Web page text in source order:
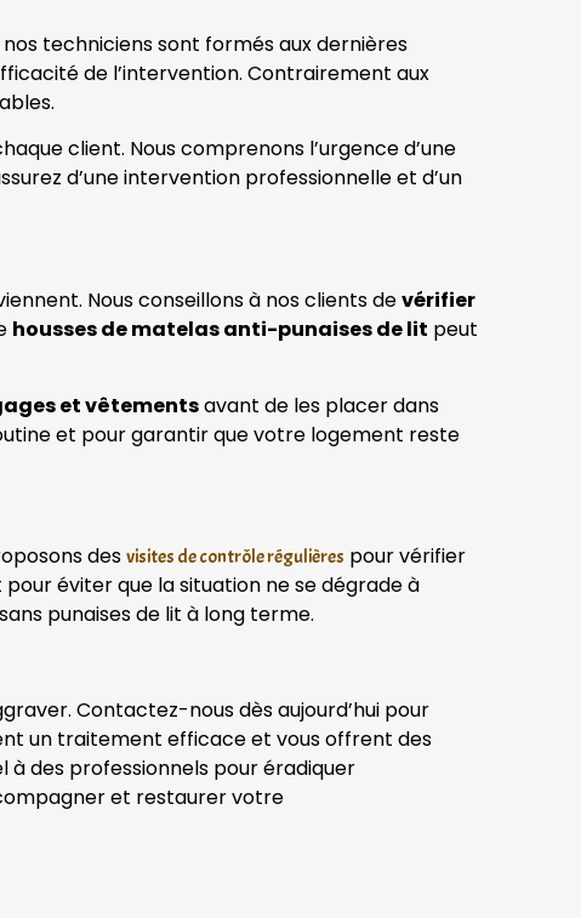
techniciens sont formés aux dernières
de l’intervention. Contrairement aux
client. Nous comprenons l’urgence d’une
d’une intervention professionnelle et d’un
Nous conseillons à nos clients devérifier
housses de matelas anti-punaises de lit peut
et vêtementsavant de les placer dans
et pour garantir que votre logement reste
des visites de contrôle régulières pour vérifier
éviter que la situation ne se dégrade à
punaises de lit à long terme.
Contactez-nous dès aujourd’hui pour
un traitement efficace et vous offrent des
des professionnels pour éradiquer
et restaurer votre